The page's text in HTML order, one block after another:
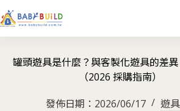
罐頭遊具是什麼？與客製化遊具的差
（2026 採購指南）
發佈日期： 2026/06/17 遊